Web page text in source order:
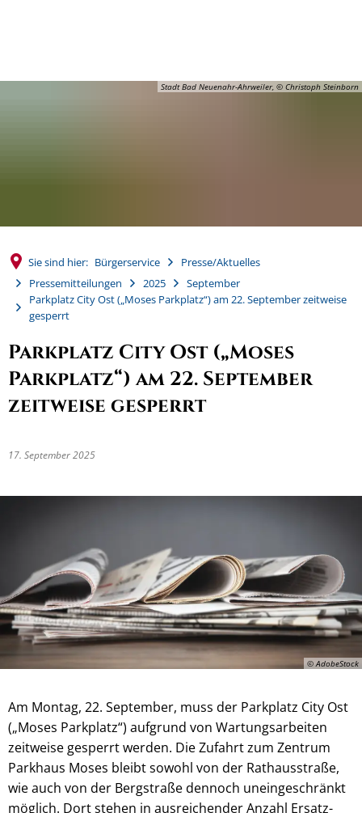
Stadt Bad Neuenahr-Ahrweiler, © Christoph Steinborn
Sie sind hier: Bürgerservice
Presse/Aktuelles
Pressemitteilungen
2025
September
Parkplatz City Ost („Moses Parkplatz“) am 22. September zeitweise
gesperrt
Parkplatz City Ost („Moses
Parkplatz“) am 22. September
zeitweise gesperrt
17. September 2025
© AdobeStock
Am Montag, 22. September, muss der Parkplatz City Ost
(„Moses Parkplatz“) aufgrund von Wartungsarbeiten
zeitweise gesperrt werden. Die Zufahrt zum Zentrum
Parkhaus Moses bleibt sowohl von der Rathausstraße,
wie auch von der Bergstraße dennoch uneingeschränkt
möglich. Dort stehen in ausreichender Anzahl Ersatz-